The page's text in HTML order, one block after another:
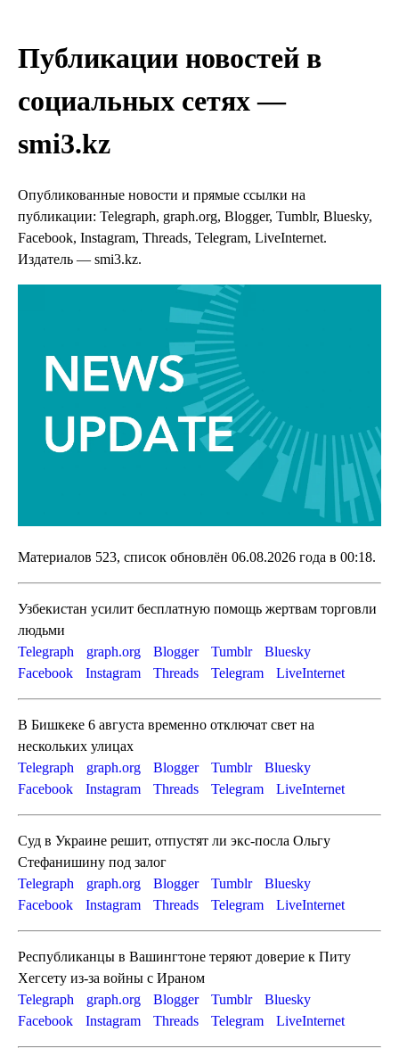
Публикации новостей в
социальных сетях —
smi3.kz
Опубликованные новости и прямые ссылки на
публикации: Telegraph, graph.org, Blogger, Tumblr, Bluesky,
Facebook, Instagram, Threads, Telegram, LiveInternet.
Издатель — smi3.kz.
Материалов 523, список обновлён 06.08.2026 года в 00:18.
Узбекистан усилит бесплатную помощь жертвам торговли
людьми
Telegraph
graph.org Blogger Tumblr
Bluesky
Facebook
Instagram Threads Telegram LiveInternet
В Бишкеке 6 августа временно отключат свет на
нескольких улицах
Telegraph
graph.org Blogger Tumblr
Bluesky
Facebook
Instagram Threads Telegram LiveInternet
Суд в Украине решит, отпустят ли экс-посла Ольгу
Стефанишину под залог
Telegraph
graph.org Blogger Tumblr
Bluesky
Facebook
Instagram Threads Telegram LiveInternet
Республиканцы в Вашингтоне теряют доверие к Питу
Хегсету из-за войны с Ираном
Telegraph
graph.org Blogger Tumblr
Bluesky
Facebook
Instagram Threads Telegram LiveInternet